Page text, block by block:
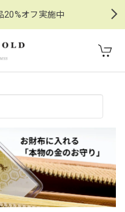
20%オフ実施中